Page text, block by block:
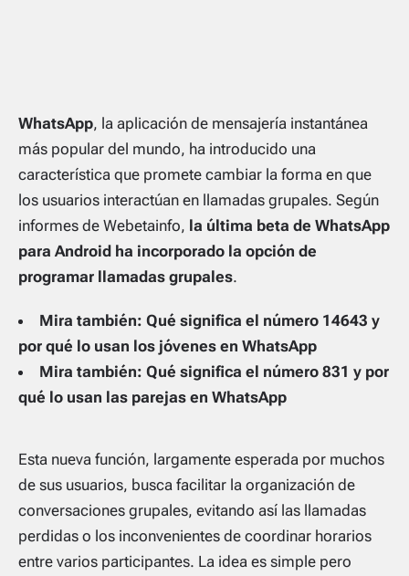
WhatsApp, la aplicación de mensajería instantánea
más popular del mundo, ha introducido una
característica que promete cambiar la forma en que
los usuarios interactúan en llamadas grupales. Según
informes de Webetainfo, la última beta de WhatsApp
para Android ha incorporado la opción de
programar llamadas grupales.
Mira también: Qué significa el número 14643 y
por qué lo usan los jóvenes en WhatsApp
Mira también: Qué significa el número 831 y por
qué lo usan las parejas en WhatsApp
Esta nueva función, largamente esperada por muchos
de sus usuarios, busca facilitar la organización de
conversaciones grupales, evitando así las llamadas
perdidas o los inconvenientes de coordinar horarios
entre varios participantes. La idea es simple pero